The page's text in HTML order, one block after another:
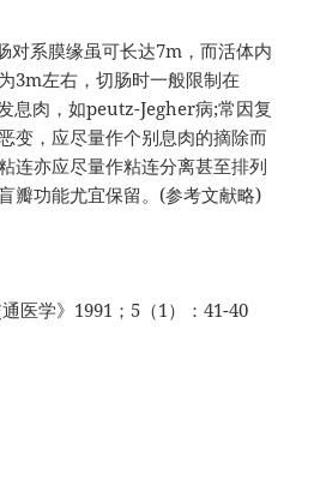
对系膜缘虽可长达7m，而活体内
3m左右，切肠时一般限制在
息肉，如peutz-Jegher病;常因复
变，应尽量作个别息肉的摘除而
连亦应尽量作粘连分离甚至排列
瓣功能尤宜保留。(参考文献略)
》1991；5（1）：41-40